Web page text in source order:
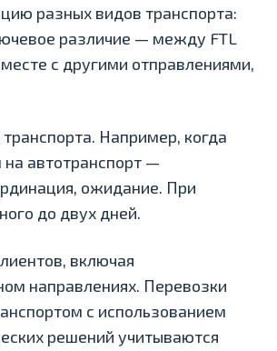
разных видов транспорта:
различие — между FTL
с другими отправлениями,
Например, когда
автотранспорт —
ожидание. При
до двух дней.
включая
направлениях. Перевозки
с использованием
решений учитываются